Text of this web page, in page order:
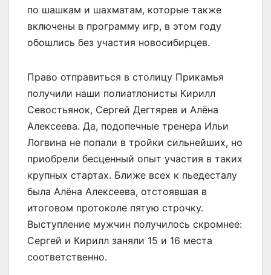
по шашкам и шахматам, которые также
включены в программу игр, в этом году
обошлись без участия новосибирцев.
Право отправиться в столицу Прикамья
получили наши полиатлонисты Кирилл
Севостьянок, Сергей Дегтярев и Алёна
Алексеева. Да, подопечные тренера Ильи
Логвина не попали в тройки сильнейших, но
приобрели бесценный опыт участия в таких
крупных стартах. Ближе всех к пьедесталу
была Алёна Алексеева, отстоявшая в
итоговом протоколе пятую строчку.
Выступление мужчин получилось скромнее:
Сергей и Кирилл заняли 15 и 16 места
соответственно.